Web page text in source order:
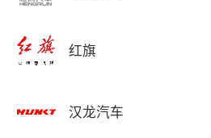
红旗
汉龙汽车